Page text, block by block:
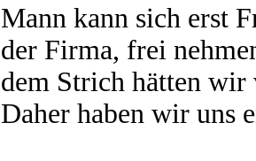
Mann kann sich erst
der Firma, frei
dem Strich hätten
Daher haben wir uns